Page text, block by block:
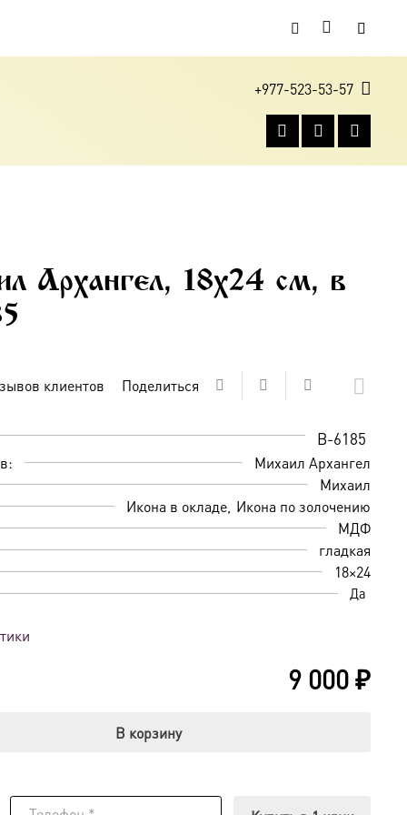
+977-523-53-57
Архангел, 18х24 см, в
клиентов Поделиться
B-6185
Михаил Архангел
Михаил
Икона в окладе Икона по золочению
МДФ
гладкая
18×24
Да
9 000₽
В корзину